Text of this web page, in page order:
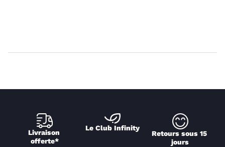
Livraison
offerte*
Le Club Infinity
Retours sous 15
jours